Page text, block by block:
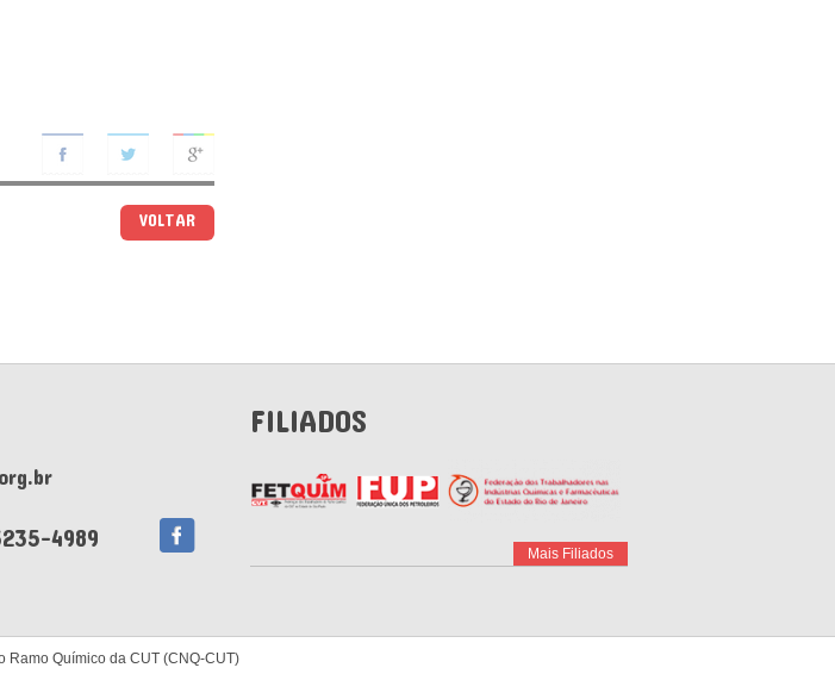
VOLTAR
4989
FILIADOS
Mais Filiados
Ramo Químico da CUT (CNQ-CUT)